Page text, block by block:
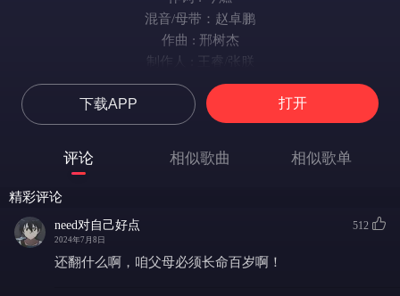
混音/母带：赵卓鹏
作曲 : 邢树杰
制作人 : 王睿/张朕
编曲 : 鄂汇丰
和声/编写：格雷西西西
配唱制作人：允畅&张月关
制作统筹:薛玺林
宣发统筹：薛玺林/胡圆媛
下载APP 打开
评论 相似歌曲 相似歌单
精彩评论
need对自己好点
2024年7月8日
512
还翻什么啊，咱父母必须长命百岁啊！